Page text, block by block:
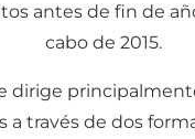
antes de fin de
cabo de 2015.
dirige
a través de dos